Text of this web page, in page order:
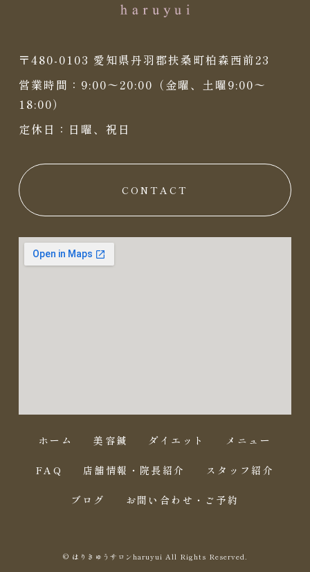
〒480-0103 愛知県丹羽郡扶桑町柏森西前23
営業時間：9:00〜20:00（金曜、土曜9:00〜
18:00）
定休日：日曜、祝日
CONTACT
ホーム 美容鍼 ダイエット メニュー
FAQ 店舗情報・院長紹介 スタッフ紹介
ブログ お問い合わせ・ご予約
© はりきゅうサロンharuyui All Rights Reserved.